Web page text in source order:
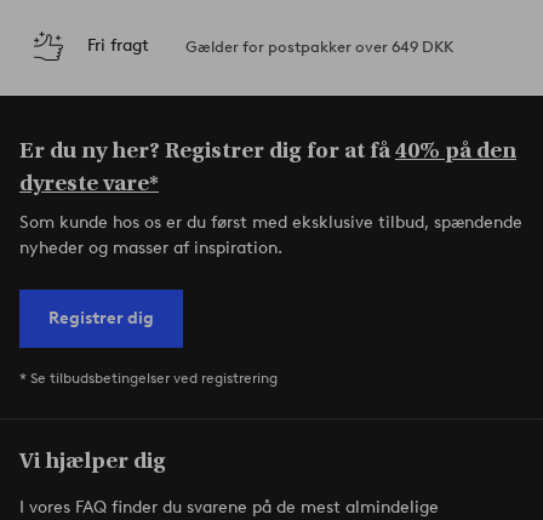
Fri fragt Gælder for postpakker over 649 DKK
Er du ny her? Registrer dig for at få40% på den
dyreste vare*
Som kunde hos os er du først med eksklusive tilbud, spændende
nyheder og masser af inspiration.
Registrer dig
* Se tilbudsbetingelser ved registrering
Vi hjælper dig
I vores FAQ finder du svarene på de mest almindelige